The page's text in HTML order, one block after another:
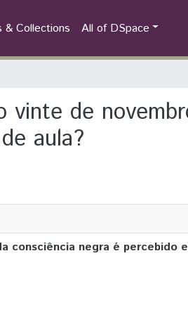
& Collections All of DSpace
de
aula?
negra é percebido